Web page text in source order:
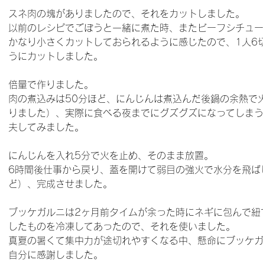
スネ肉の塊がありましたので、それをカットしました。
以前のレシピでごぼうと一緒に煮た時、またビーフシチュ
かなり小さくカットしておられるように感じたので、1人6
うにカットしました。
倍量で作りました。
肉の煮込みは50分ほど、にんじんは煮込んだ後鍋の余熱で
りました）、実際に食べる夜までにグズグズになってしま
夫してみました。
にんじんを入れ5分で火を止め、そのまま放置。
6時間後仕事から戻り、蓋を開けて弱目の強火で水分を飛
ど）、完成させました。
ブッケガルニは2ヶ月前タイムが余った時にネギに包んで紐
したものを冷凍してあったので、それを使いました。
真夏の暑くて集中力が途切れやすくなる中、懸命にブッケ
自分に感謝しました。